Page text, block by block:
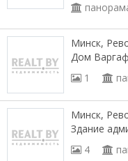
Минск,
Дом
1
Минск,
Здание
4